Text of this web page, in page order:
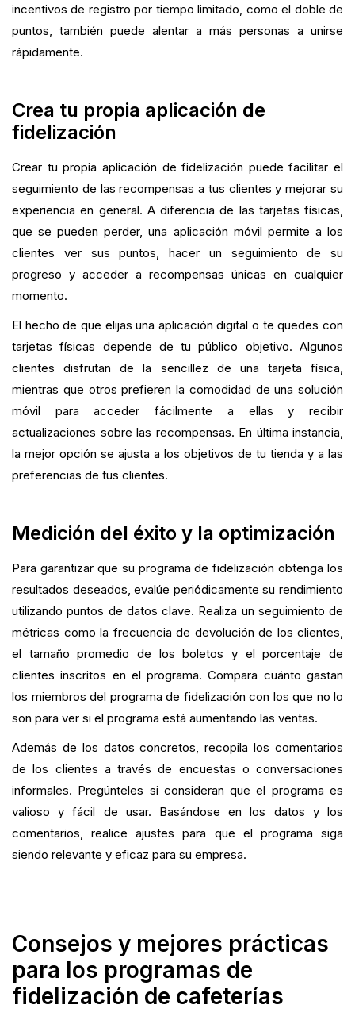
incentivos de registro por tiempo limitado, como el doble de
puntos, también puede alentar a más personas a unirse
rápidamente.
Crea tu propia aplicación de
fidelización
Crear tu propia aplicación de fidelización puede facilitar el
seguimiento de las recompensas a tus clientes y mejorar su
experiencia en general. A diferencia de las tarjetas físicas,
que se pueden perder, una aplicación móvil permite a los
clientes ver sus puntos, hacer un seguimiento de su
progreso y acceder a recompensas únicas en cualquier
momento.
El hecho de que elijas una aplicación digital o te quedes con
tarjetas físicas depende de tu público objetivo. Algunos
clientes disfrutan de la sencillez de una tarjeta física,
mientras que otros prefieren la comodidad de una solución
móvil para acceder fácilmente a ellas y recibir
actualizaciones sobre las recompensas. En última instancia,
la mejor opción se ajusta a los objetivos de tu tienda y a las
preferencias de tus clientes.
Medición del éxito y la optimización
Para garantizar que su programa de fidelización obtenga los
resultados deseados, evalúe periódicamente su rendimiento
utilizando puntos de datos clave. Realiza un seguimiento de
métricas como la frecuencia de devolución de los clientes,
el tamaño promedio de los boletos y el porcentaje de
clientes inscritos en el programa. Compara cuánto gastan
los miembros del programa de fidelización con los que no lo
son para ver si el programa está aumentando las ventas.
Además de los datos concretos, recopila los comentarios
de los clientes a través de encuestas o conversaciones
informales. Pregúnteles si consideran que el programa es
valioso y fácil de usar. Basándose en los datos y los
comentarios, realice ajustes para que el programa siga
siendo relevante y eficaz para su empresa.
Consejos y mejores prácticas
para los programas de
fidelización de cafeterías